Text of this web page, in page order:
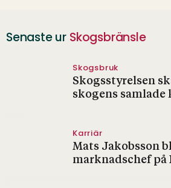
Senaste ur Skogsbränsle
Skogsbruk
Skogsstyrelsen
skogens
Karriär
Mats Jakobsson
marknadschef på